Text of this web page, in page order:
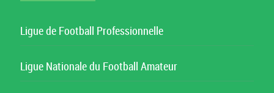
Ligue de Football Professionnelle
Ligue Nationale du Football Amateur